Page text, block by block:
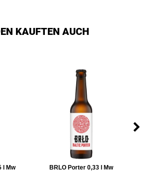
KAUFTEN AUCH
l Mw BRLO Porter 0,33 l Mw